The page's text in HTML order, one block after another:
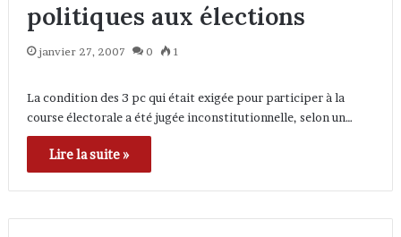
politiques aux élections
janvier 27, 2007 0 1
La condition des 3 pc qui était exigée pour participer à la
course électorale a été jugée inconstitutionnelle, selon un…
Lire la suite »